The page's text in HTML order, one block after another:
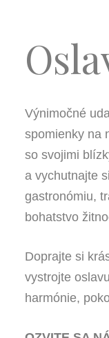
Výnimočné
spomienky na
so svojimi
a vychutnajte
gastronómiu,
bohatstvo
Doprajte si
vystrojte
harmónie,